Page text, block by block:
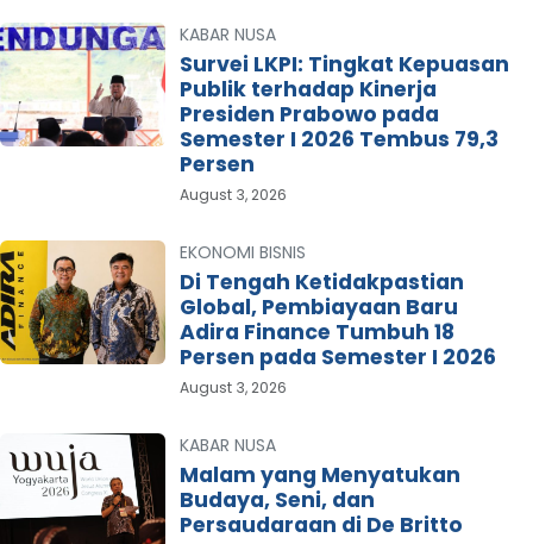
KABAR NUSA
Survei LKPI: Tingkat Kepuasan
Publik terhadap Kinerja
Presiden Prabowo pada
Semester I 2026 Tembus 79,3
Persen
August 3, 2026
EKONOMI BISNIS
Di Tengah Ketidakpastian
Global, Pembiayaan Baru
Adira Finance Tumbuh 18
Persen pada Semester I 2026
August 3, 2026
KABAR NUSA
Malam yang Menyatukan
Budaya, Seni, dan
Persaudaraan di De Britto